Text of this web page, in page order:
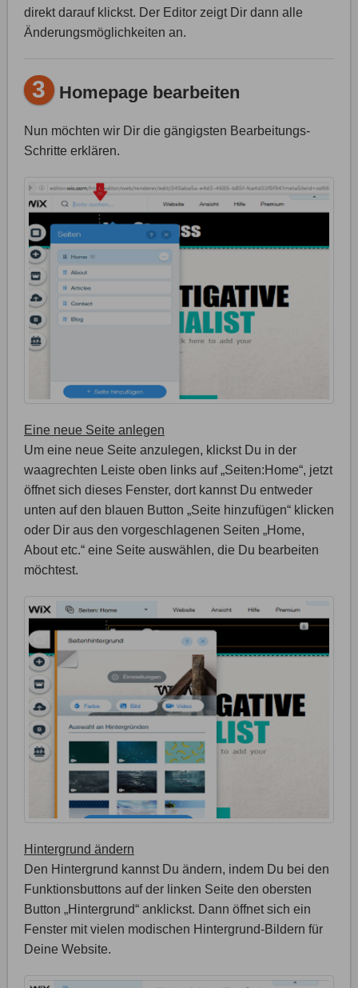
direkt darauf klickst. Der Editor zeigt Dir dann alle
Änderungsmöglichkeiten an.
3 Homepage bearbeiten
Nun möchten wir Dir die gängigsten Bearbeitungs-
Schritte erklären.
Eine neue Seite anlegen
Um eine neue Seite anzulegen, klickst Du in der
waagrechten Leiste oben links auf „Seiten:Home“, jetzt
öffnet sich dieses Fenster, dort kannst Du entweder
unten auf den blauen Button „Seite hinzufügen“ klicken
oder Dir aus den vorgeschlagenen Seiten „Home,
About etc.“ eine Seite auswählen, die Du bearbeiten
möchtest.
Hintergrund ändern
Den Hintergrund kannst Du ändern, indem Du bei den
Funktionsbuttons auf der linken Seite den obersten
Button „Hintergrund“ anklickst. Dann öffnet sich ein
Fenster mit vielen modischen Hintergrund-Bildern für
Deine Website.